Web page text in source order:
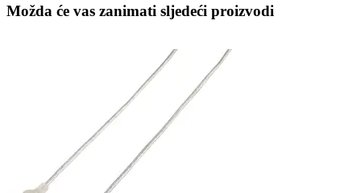
Možda će vas zanimati sljedeći proizvodi